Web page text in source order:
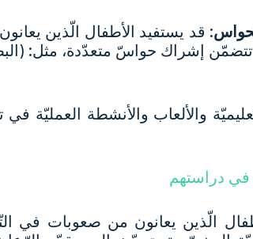
: قد يستفيد الأطفال الّذين
إشراك حواسّ متعدّدة، مثل:
والألعاب والأنشطة العمليّة في
في دراستهم
الّذين يعانون من صعوبات في